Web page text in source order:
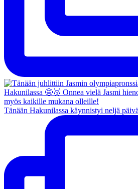
Tänään Hakunilassa käynnistyi neljä